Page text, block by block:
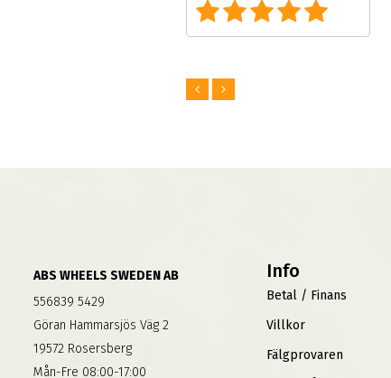
ABS WHEELS SWEDEN AB
556839 5429
Göran Hammarsjös Väg 2
19572 Rosersberg
Mån-Fre 08:00-17:00
Info
Betal / Finans
Villkor
Fälgprovaren